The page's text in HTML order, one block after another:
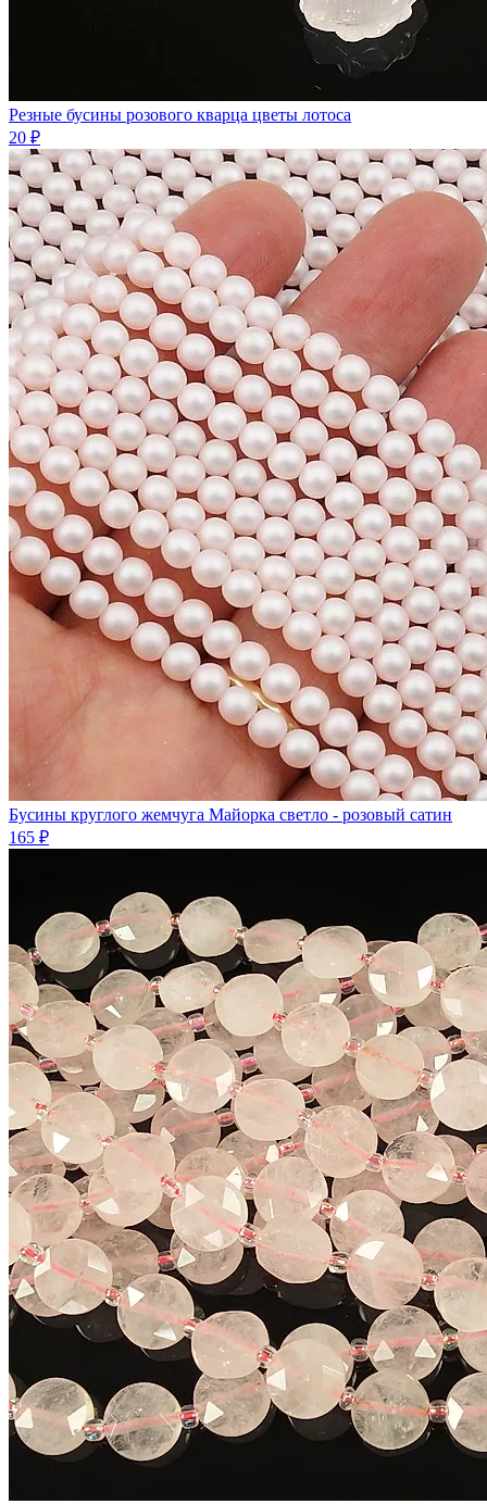
Резные бусины розового кварца цветы лотоса
20 ₽
Бусины круглого жемчуга Майорка светло - розовый сатин
165 ₽